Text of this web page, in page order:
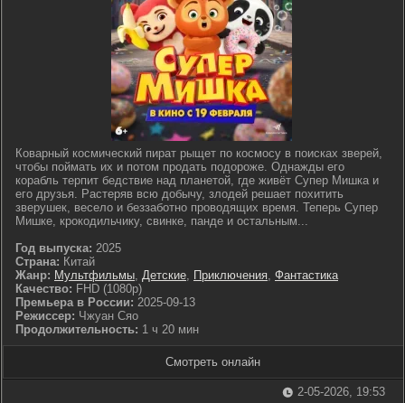
Коварный космический пират рыщет по космосу в поисках зверей,
чтобы поймать их и потом продать подороже. Однажды его
корабль терпит бедствие над планетой, где живёт Супер Мишка и
его друзья. Растеряв всю добычу, злодей решает похитить
зверушек, весело и беззаботно проводящих время. Теперь Супер
Мишке, крокодильчику, свинке, панде и остальным...
Год выпуска: 2025
Страна: Китай
Жанр: Мультфильмы, Детские, Приключения, Фантастика
Качество: FHD (1080p)
Премьера в России: 2025-09-13
Режиссер: Чжуан Сяо
Продолжительность: 1 ч 20 мин
Смотреть онлайн
2-05-2026, 19:53